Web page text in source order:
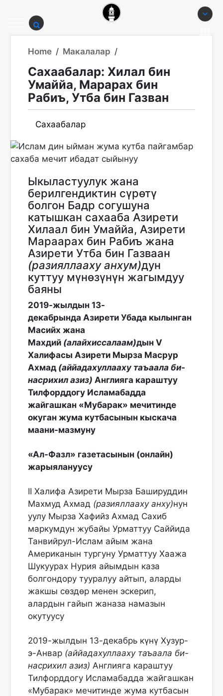
Home / Макалалар /
Сахаабалар: Хилал бин
Умаййа, Марарах бин
Рабиъ, Утба бин Газван
Сахаабалар
Ыкыластуулук жана
берилгендиктин сүрөтү
болгон Бадр согушуна
катышкан сахааба Азирети
Хилаал бин Умаййа, Азирети
Мараарах бин Рабиъ жана
Азирети Утба бин Газваан
(разияллааху анхум)дун
куттуу мүнөзүнүн жагымдуу
баяны
2019-жылдын 13-
декабрында Азирети Убада кылынган
Масийх жана
Махдий (алайхиссалаам)дын V
Халифасы Азирети Мырза Масрур
Ахмад (аййадахуллааху таъаала би-
насрихил азиз) Англияга караштуу
Тилфорддогу Исламабадда
жайгашкан «Мубарак» мечитинде
окуган жума кутбасынын кыскача
маани-мазмуну
«Ал-Фазл» газетасынын (онлайн)
жарыялануусу
II Халифа Азирети Мырза Башируддин
Махмуд Ахмад (разияллааху анху)нун
уулу Мырза Хафийз Ахмад Сахиб
маркумдун жубайы Урматтуу Саййида
Танвийрул-Ислам айым жана
Американын тургуну Урматтуу Хаажа
Шукуурах Нурия айымдын каза
болгондору тууралуу айтып, аларды
жакшы сөздөр менен эскерип,
алардын гайып жаназа намазын
окутуусу
2019-жылдын 13-декабрь күнү Хузур-
э-Анвар (аййадахуллааху таъаала би-
насрихил азиз) Англияга караштуу
Тилфорддогу Исламабадда жайгашкан
«Мубарак» мечитинде жума кутбасын